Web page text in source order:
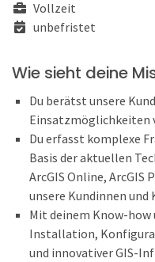
Vollzeit
unbefristet
Wie sieht deine
Du berätst unsere
Einsatzmöglichkeiten
Du erfasst komplexe
Basis der aktuellen
ArcGIS Online, ArcGIS
unsere Kundinnen und
Mit deinem Know-
Installation,
und innovativer GIS-